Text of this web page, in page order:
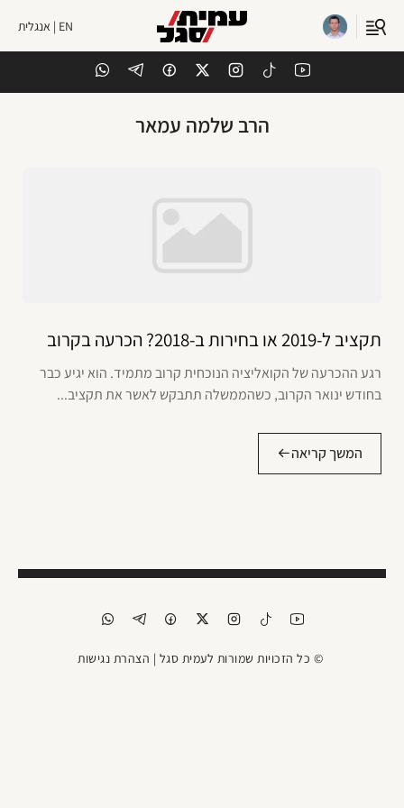
EN | אנגלית
הרב שלמה עמאר
תקציב ל-2019 או בחירות ב-2018? הכרעה בקרוב
רגע ההכרעה של הקואליציה הנוכחית קרוב מתמיד. הוא יגיע כבר
בחודש ינואר הקרוב, כשהממשלה תתבקש לאשר את תקציב...
המשך קריאה
© כל הזכויות שמורות לעמית סגל | הצהרת נגישות